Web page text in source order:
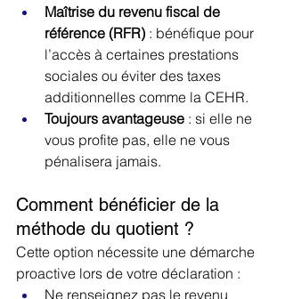
Maîtrise du revenu fiscal de
référence (RFR) : bénéfique pour
l’accès à certaines prestations
sociales ou éviter des taxes
additionnelles comme la CEHR.
Toujours avantageuse : si elle ne
vous profite pas, elle ne vous
pénalisera jamais.
Comment bénéficier de la
méthode du quotient ?
Cette option nécessite une démarche
proactive lors de votre déclaration :
Ne renseignez pas le revenu